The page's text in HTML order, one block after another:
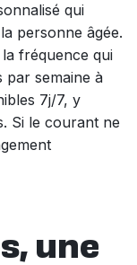
qui
personne âgée.
fréquence qui
semaine à
7j/7, y
Si le courant ne
une